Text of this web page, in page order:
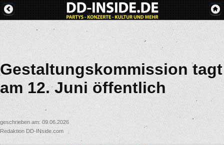
Gestaltungskommission tagt
am 12. Juni öffentlich
geschrieben am: 09.06.2026
Redaktion DD-INside.com